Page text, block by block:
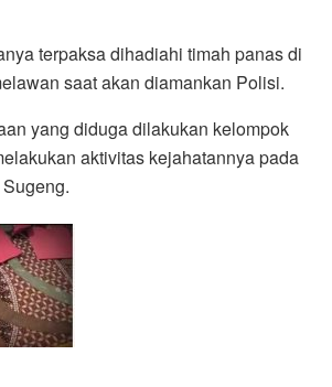
terpaksa dihadiahi timah panas di
saat akan diamankan Polisi.
yang diduga dilakukan kelompok
aktivitas kejahatannya pada